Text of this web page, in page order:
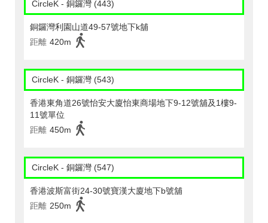
CircleK - 銅鑼灣 (443)
銅鑼灣利園山道49-57號地下k舖
距離 420m
CircleK - 銅鑼灣 (543)
香港東角道26號怡安大廈怡東商場地下9-12號舖及1樓9-
11號單位
距離 450m
CircleK - 銅鑼灣 (547)
香港波斯富街24-30號寶漢大廈地下b號舖
距離 250m